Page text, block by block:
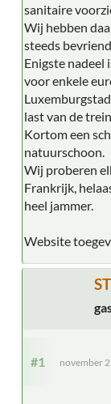
sanitaire
Wij hebben
steeds bevriend.
Enigste nadeel
voor enkele
last van de
Kortom een
natuurschoon.
Wij proberen
Frankrijk,
heel jammer.
Website
#1 november